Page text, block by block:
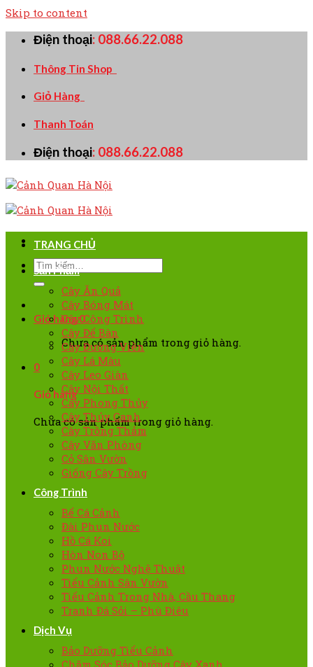
Skip to content
Điện thoại: 088.66.22.088
Thông Tin Shop
Giỏ Hàng
Thanh Toán
Điện thoại: 088.66.22.088
Giỏ hàng0
Chưa có sản phẩm trong giỏ hàng.
0
Giỏ hàng
Chưa có sản phẩm trong giỏ hàng.
TRANG CHỦ
Sản Phẩm
Cây Ăn Quả
Cây Bóng Mát
Cây Công Trình
Cây Để Bàn
Cây Đường Viền
Cây Lá Màu
Cây Leo Giàn
Cây Nội Thất
Cây Phong Thủy
Cây Thủy Canh
Cây Trồng Thảm
Cây Văn Phòng
Cỏ Sân Vườn
Giống Cây Trồng
Công Trình
Bể Cá Cảnh
Đài Phun Nước
Hồ Cá Koi
Hòn Non Bộ
Phun Nước Nghệ Thuật
Tiểu Cảnh Sân Vườn
Tiểu Cảnh Trong Nhà, Cầu Thang
Tranh Đá Sỏi – Phù Điêu
Dịch Vụ
Bảo Dưỡng Tiểu Cảnh
Chăm Sóc Bảo Dưỡng Cây Xanh